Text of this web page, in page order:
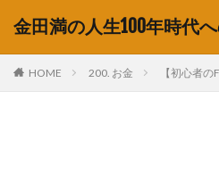
金田満の人生100年時代
HOME 200. お金 【初心者